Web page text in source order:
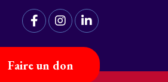
Faire un don